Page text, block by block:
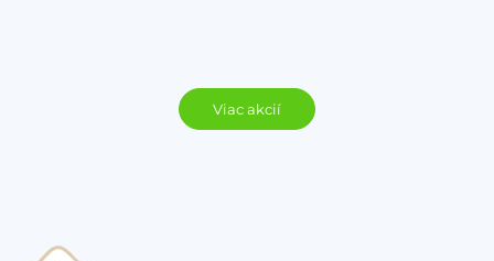
Viac akcií